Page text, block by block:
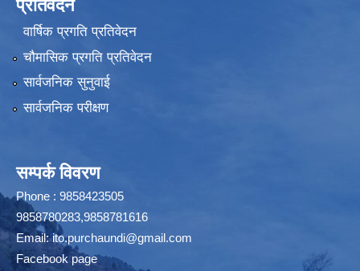
प्रतिवेदन
वार्षिक प्रगति प्रतिवेदन
चौमासिक प्रगति प्रतिवेदन
सार्वजनिक सुनुवाई
सार्वजनिक परीक्षण
सम्पर्क विवरण
Phone : 9858423505
9858780283,9858781616
Email:ito.purchaundi@gmail.com
Facebook page